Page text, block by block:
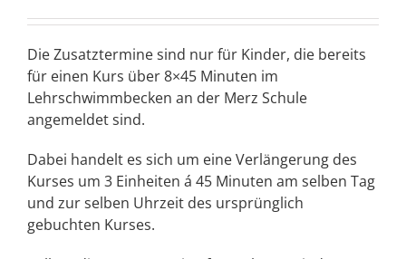
Die Zusatztermine sind nur für Kinder, die bereits
für einen Kurs über 8×45 Minuten im
Lehrschwimmbecken an der Merz Schule
angemeldet sind.
Dabei handelt es sich um eine Verlängerung des
Kurses um 3 Einheiten á 45 Minuten am selben Tag
und zur selben Uhrzeit des ursprünglich
gebuchten Kurses.